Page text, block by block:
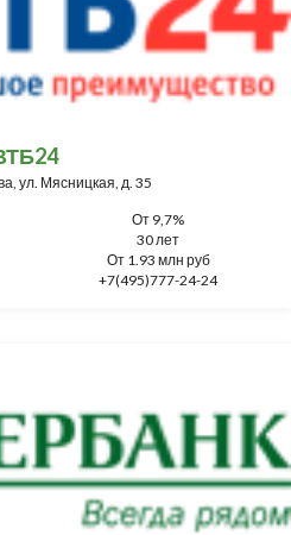
ул. Мясницкая, д. 35
От 9,7%
30 лет
От 1.93 млн руб
+7(495)777-24-24